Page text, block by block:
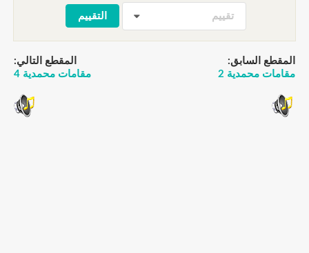
تقييم
المقطع السابق:
مقامات محمدية 2
المقطع التالي:
مقامات محمدية 4